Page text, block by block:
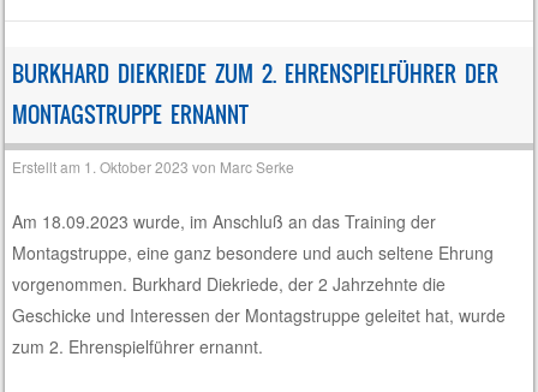
BURKHARD DIEKRIEDE ZUM 2. EHRENSPIELFÜHRER DER
MONTAGSTRUPPE ERNANNT
Erstellt am 1. Oktober 2023 von Marc Serke
Am 18.09.2023 wurde, im Anschluß an das Training der
Montagstruppe, eine ganz besondere und auch seltene Ehrung
vorgenommen. Burkhard Diekriede, der 2 Jahrzehnte die
Geschicke und Interessen der Montagstruppe geleitet hat, wurde
zum 2. Ehrenspielführer ernannt.